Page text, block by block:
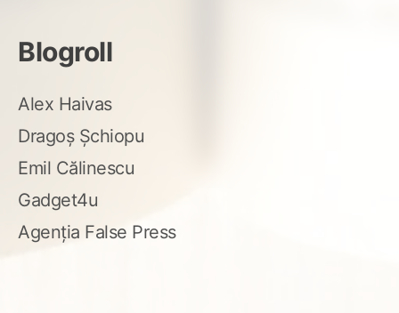
Blogroll
Alex Haivas
Dragoș Șchiopu
Emil Călinescu
Gadget4u
Agenția False Press